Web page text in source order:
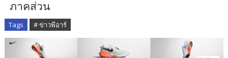
ภาคส่วน
Tags # ข่าวพีอาร์